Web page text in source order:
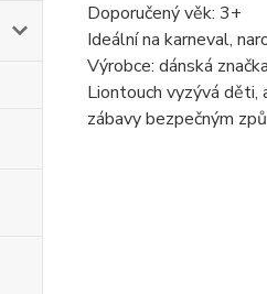
Doporučený věk: 3+
Ideální na karneval,
Výrobce: dánská
Liontouch vyzývá
zábavy bezpečným